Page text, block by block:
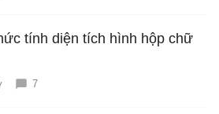
tính diện tích hình hộp chữ
7